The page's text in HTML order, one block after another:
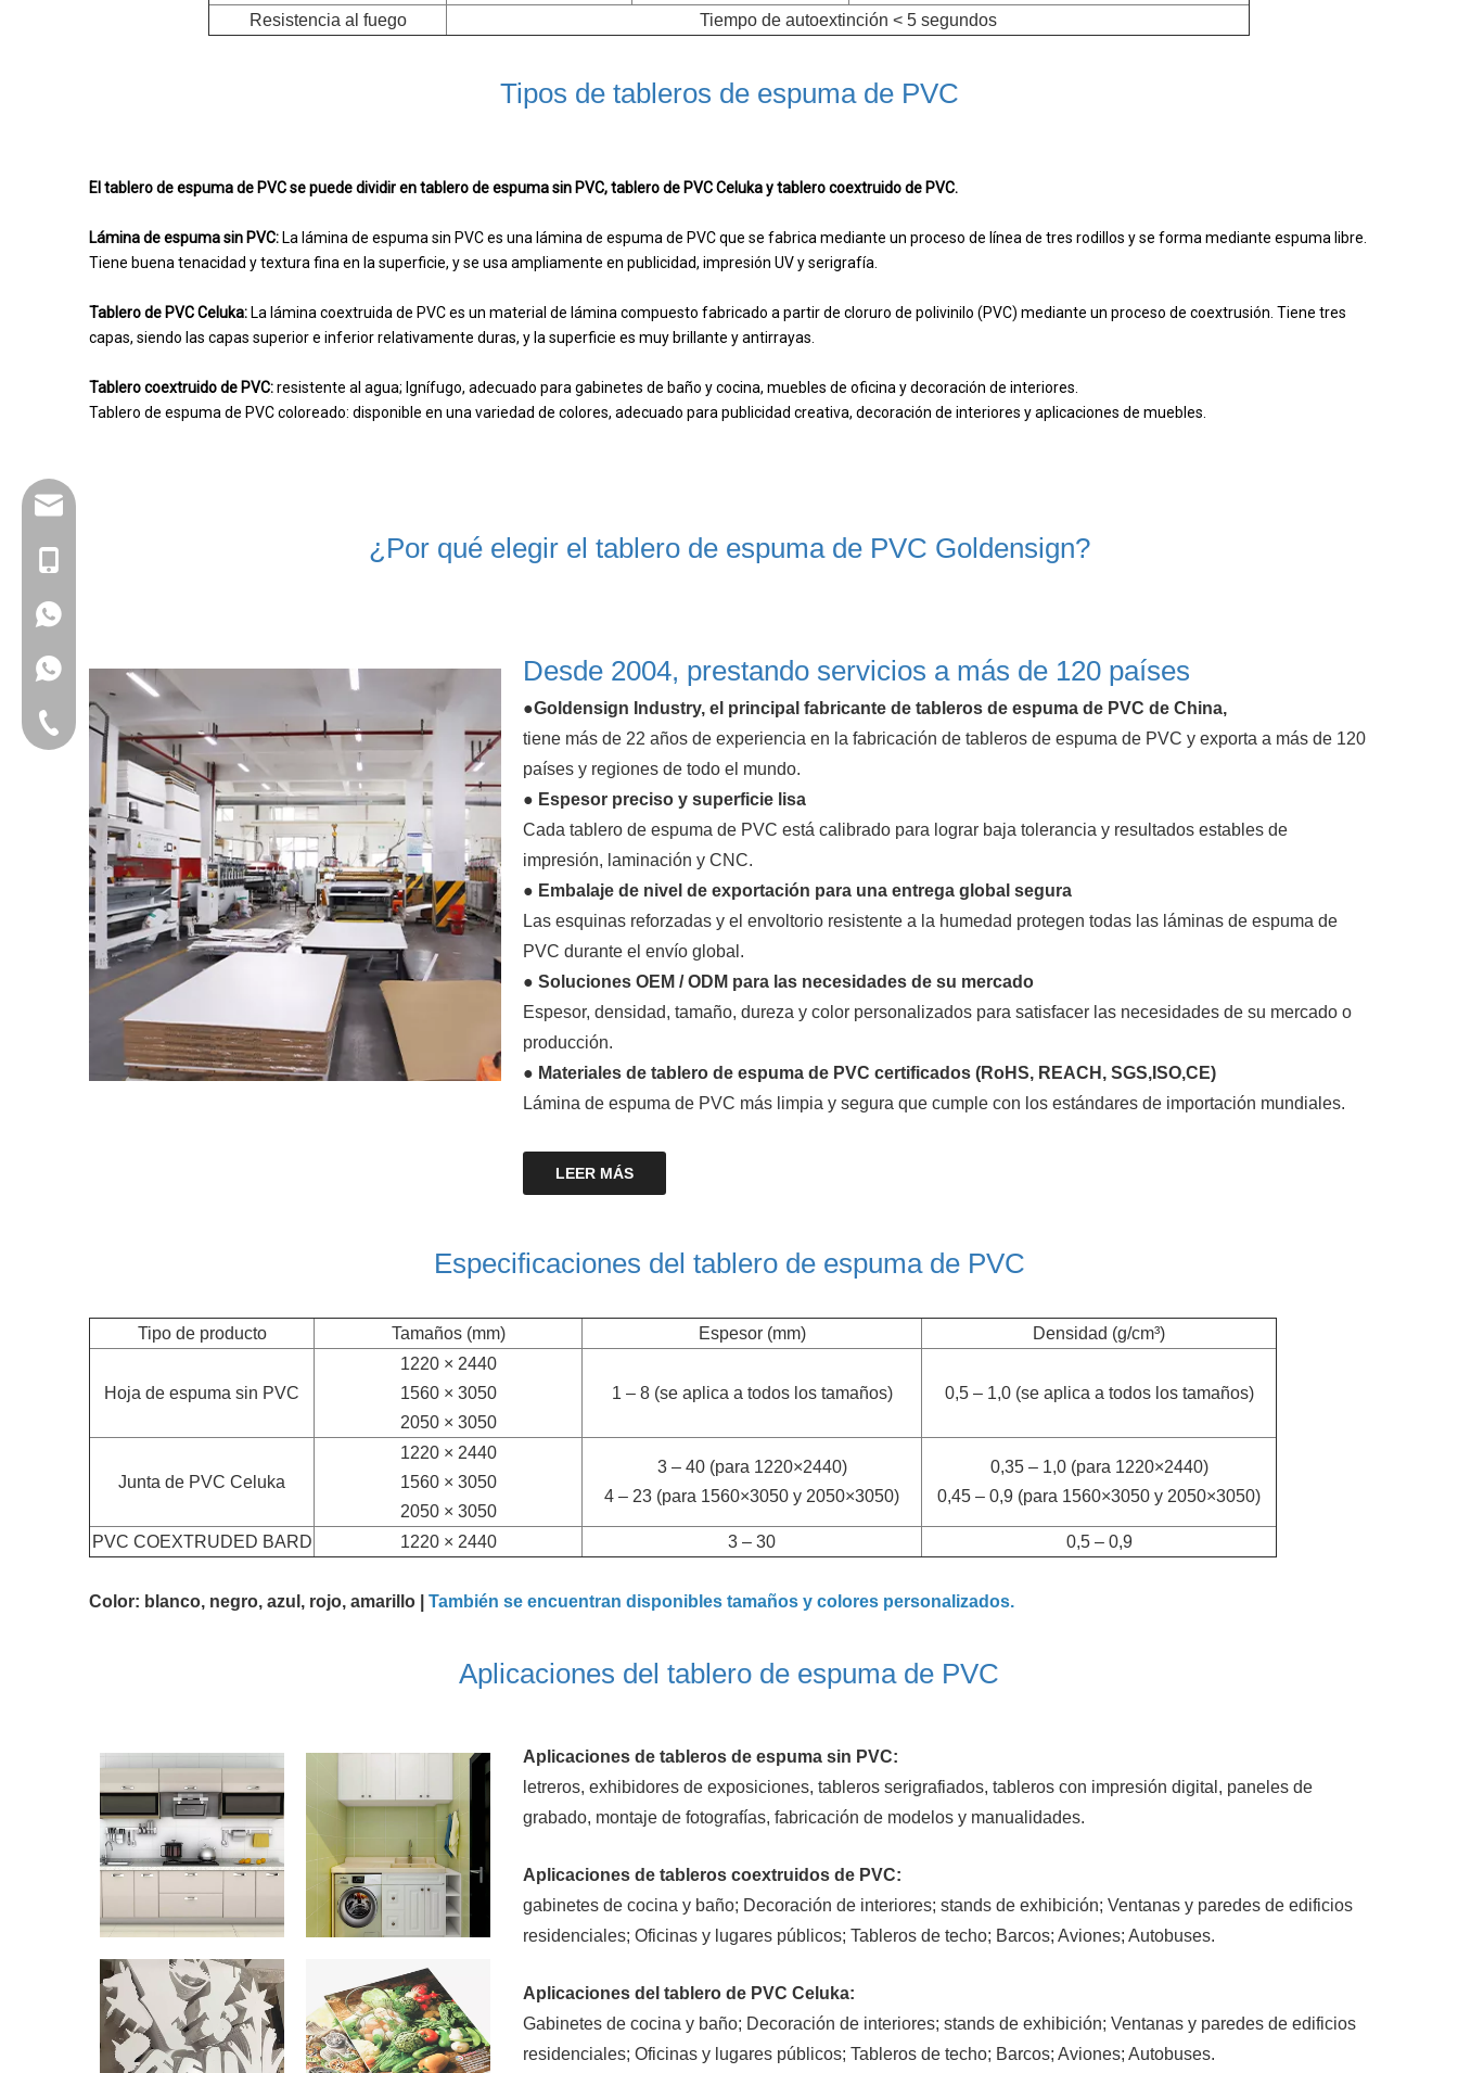
Resistencia al fuego Tiempo de autoextinción < 5 segundos
Tipos de tableros de espuma de PVC
El tablero de espuma de PVC se puede dividir en tablero de espuma sin PVC, tablero de PVC Celuka y tablero coextruido de PVC.
Lámina de espuma sin PVC: La lámina de espuma sin PVC es una lámina de espuma de PVC que se fabrica mediante un proceso de línea de tres rodillos y se forma mediante espuma libre.
Tiene buena tenacidad y textura fina en la superficie, y se usa ampliamente en publicidad, impresión UV y serigrafía.
Tablero de PVC Celuka: La lámina coextruida de PVC es un material de lámina compuesto fabricado a partir de cloruro de polivinilo (PVC) mediante un proceso de coextrusión. Tiene tres
capas, siendo las capas superior e inferior relativamente duras, y la superficie es muy brillante y antirrayas.
Tablero coextruido de PVC:resistente al agua; Ignífugo, adecuado para gabinetes de baño y cocina, muebles de oficina y decoración de interiores.
Tablero de espuma de PVC coloreado: disponible en una variedad de colores, adecuado para publicidad creativa, decoración de interiores y aplicaciones de muebles.
¿Por qué elegir el tablero de espuma de PVC Goldensign?
Desde 2004, prestando servicios a más de 120 países
●Goldensign Industry, el principal fabricante de tableros de espuma de PVC de China,
tiene más de 22 años de experiencia en la fabricación de tableros de espuma de PVC y exporta a más de 120
países y regiones de todo el mundo.
● Espesor preciso y superficie lisa
Cada tablero de espuma de PVC está calibrado para lograr baja tolerancia y resultados estables de
impresión, laminación y CNC.
● Embalaje de nivel de exportación para una entrega global segura
Las esquinas reforzadas y el envoltorio resistente a la humedad protegen todas las láminas de espuma de
PVC durante el envío global.
● Soluciones OEM / ODM para las necesidades de su mercado
Espesor, densidad, tamaño, dureza y color personalizados para satisfacer las necesidades de su mercado o
producción.
● Materiales de tablero de espuma de PVC certificados (RoHS, REACH, SGS,ISO,CE)
Lámina de espuma de PVC más limpia y segura que cumple con los estándares de importación mundiales.
LEER MÁS
Especificaciones del tablero de espuma de PVC
Tipo de producto Tamaños (mm) Espesor (mm) Densidad (g/cm³)
Hoja de espuma sin PVC
1220 × 2440
1560 × 3050
2050 × 3050
1 – 8 (se aplica a todos los tamaños) 0,5 – 1,0 (se aplica a todos los tamaños)
Junta de PVC Celuka
1220 × 2440
1560 × 3050
2050 × 3050
3 – 40 (para 1220×2440)
4 – 23 (para 1560×3050 y 2050×3050)
0,35 – 1,0 (para 1220×2440)
0,45 – 0,9 (para 1560×3050 y 2050×3050)
PVC COEXTRUDED BARD 1220 × 2440 3 – 30 0,5 – 0,9
Color: blanco, negro, azul, rojo, amarillo | También se encuentran disponibles tamaños y colores personalizados.
Aplicaciones del tablero de espuma de PVC
Aplicaciones de tableros de espuma sin PVC:
letreros, exhibidores de exposiciones, tableros serigrafiados, tableros con impresión digital, paneles de
grabado, montaje de fotografías, fabricación de modelos y manualidades.
Aplicaciones de tableros coextruidos de PVC:
gabinetes de cocina y baño; Decoración de interiores; stands de exhibición; Ventanas y paredes de edificios
residenciales; Oficinas y lugares públicos; Tableros de techo; Barcos; Aviones; Autobuses.
Aplicaciones del tablero de PVC Celuka:
Gabinetes de cocina y baño; Decoración de interiores; stands de exhibición; Ventanas y paredes de edificios
residenciales; Oficinas y lugares públicos; Tableros de techo; Barcos; Aviones; Autobuses.
Teléfono fijo